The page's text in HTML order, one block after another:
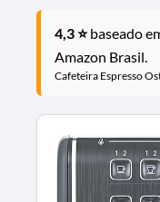
4,3 ⭐baseado
Amazon Brasil.
Cafeteira Espresso